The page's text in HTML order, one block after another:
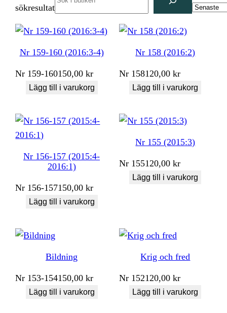
sökresultat
Nr 159-160 (2016:3-4)
Nr 159-160150,00kr
Lägg till i varukorg
Nr 158 (2016:2)
Nr 158120,00kr
Lägg till i varukorg
Nr 156-157 (2015:4-
2016:1)
Nr 156-157150,00kr
Lägg till i varukorg
Nr 155 (2015:3)
Nr 155120,00kr
Lägg till i varukorg
Bildning
Nr 153-154150,00kr
Lägg till i varukorg
Krig och fred
Nr 152120,00kr
Lägg till i varukorg